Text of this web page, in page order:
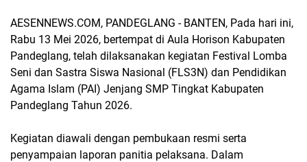
AESENNEWS.COM, PANDEGLANG - BANTEN, Pada hari ini,
Rabu 13 Mei 2026, bertempat di Aula Horison Kabupaten
Pandeglang, telah dilaksanakan kegiatan Festival Lomba
Seni dan Sastra Siswa Nasional (FLS3N) dan Pendidikan
Agama Islam (PAI) Jenjang SMP Tingkat Kabupaten
Pandeglang Tahun 2026.
Kegiatan diawali dengan pembukaan resmi serta
penyampaian laporan panitia pelaksana. Dalam